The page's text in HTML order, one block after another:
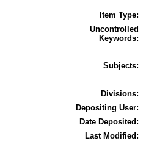
Item Type:
Uncontrolled
Keywords:
Subjects:
Divisions:
Depositing User:
Date Deposited:
Last Modified: